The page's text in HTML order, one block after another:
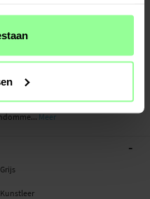
los kunt gebruiken, bijvoorbeeld
case
Meer
-
Grijs
Kunstleer